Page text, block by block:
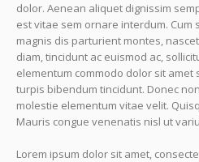
dolor. Aenean aliquet dignissim
est vitae sem ornare interdum.
magnis dis parturient montes,
diam, tincidunt ac euismod ac,
elementum commodo dolor sit amet
turpis bibendum tincidunt. Donec
molestie elementum vitae velit.
Mauris congue venenatis nisl ut
Lorem ipsum dolor sit amet,